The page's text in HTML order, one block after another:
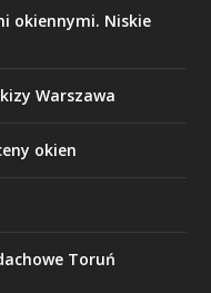
okiennymi. Niskie
Warszawa
okien
Toruń